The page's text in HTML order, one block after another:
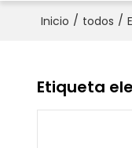
Inicio / todos /
Etiqueta